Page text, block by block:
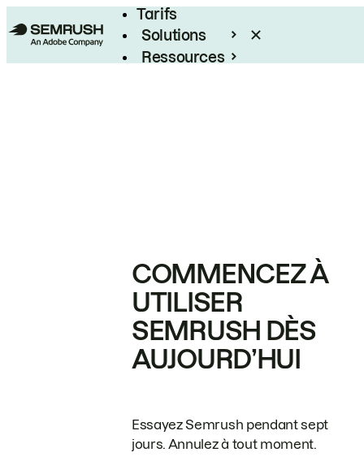
Tarifs
Solutions
Ressources
COMMENCEZ À
UTILISER
SEMRUSH DÈS
AUJOURD’HUI
Essayez Semrush pendant sept
jours. Annulez à tout moment.